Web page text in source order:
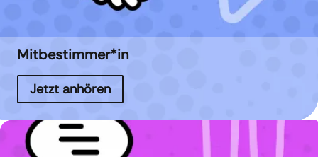
Mitbestimmer*in
Jetzt anhören